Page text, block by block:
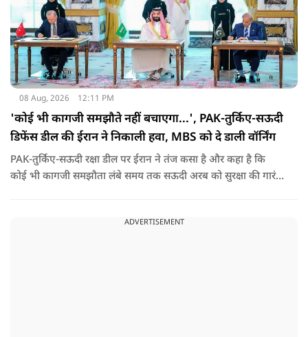
08 Aug, 2026 12:11 PM
'कोई भी कागजी समझौते नहीं बचाएगा...', PAK-तुर्किए-सऊदी
डिफेंस डील की ईरान ने निकाली हवा, MBS को दे डाली वॉर्निंग
PAK-तुर्किए-सऊदी रक्षा डील पर ईरान ने तंज कसा है और कहा है कि
कोई भी कागजी समझौता लंबे समय तक सऊदी अरब को सुरक्षा की गारंटी
ADVERTISEMENT